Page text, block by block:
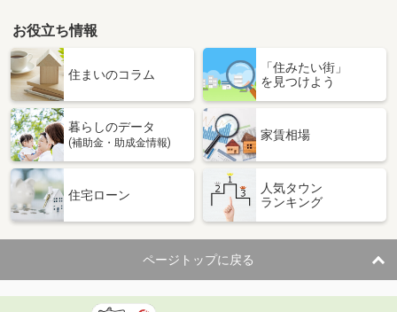
お役立ち情報
住まいのコラム
「住みたい街」
を見つけよう
暮らしのデータ
(補助金・助成金情報)
家賃相場
住宅ローン
人気タウン
ランキング
ページトップに戻る